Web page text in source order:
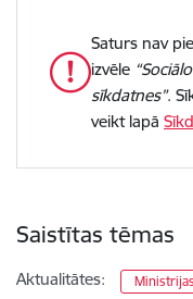
Saturs nav
izvēle
sīkdatnes”.
veikt lapā
Saistītas tēmas
Aktualitātes: